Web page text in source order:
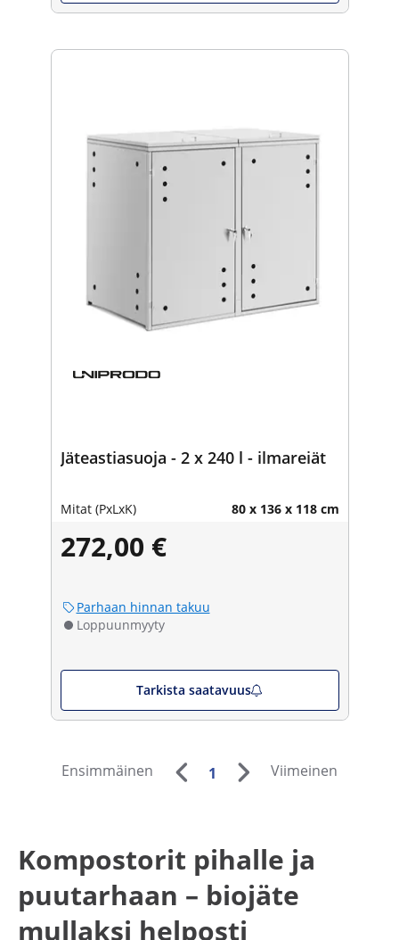
Jäteastiasuoja - 2 x 240 l - ilmareiät
Mitat (PxLxK) 80 x 136 x 118 cm
272,00 €
Parhaan hinnan takuu
Loppuunmyyty
Tarkista saatavuus
Ensimmäinen 1 Viimeinen
Kompostorit pihalle ja
puutarhaan – biojäte
mullaksi helposti